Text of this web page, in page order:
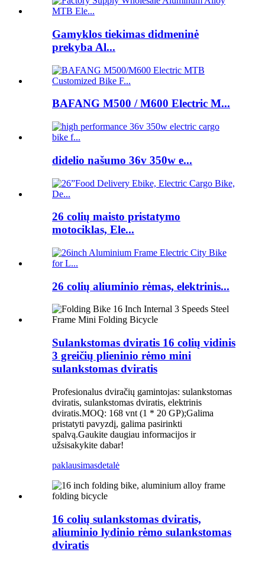
Gamyklos tiekimas didmeninė
prekyba Al...
BAFANG M500 / M600 Electric M...
didelio našumo 36v 350w e...
26 colių maisto pristatymo
motociklas, Ele...
26 colių aliuminio rėmas, elektrinis...
Sulankstomas dviratis 16 colių vidinis
3 greičių plieninio rėmo mini
sulankstomas dviratis
Profesionalus dviračių gamintojas: sulankstomas
dviratis, sulankstomas dviratis, elektrinis
dviratis.MOQ: 168 vnt (1 * 20 GP);Galima
pristatyti pavyzdį, galima pasirinkti
spalvą.Gaukite daugiau informacijos ir
užsisakykite dabar!
paklausimasdetalė
16 colių sulankstomas dviratis,
aliuminio lydinio rėmo sulankstomas
dviratis